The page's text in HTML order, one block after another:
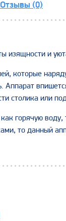
Отзывы (0)
изящности и
которые
Аппарат
столика или
горячую
то данный